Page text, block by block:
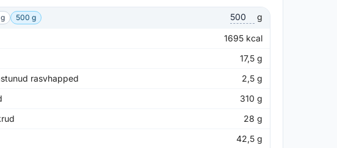
500 g g
1695 kcal
17,5 g
rasvhapped
2,5 g
310 g
28 g
42,5 g